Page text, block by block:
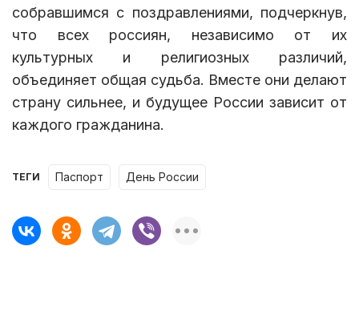
собравшимся с поздравлениями, подчеркнув,
что всех россиян, независимо от их
культурных и религиозных различий,
объединяет общая судьба. Вместе они делают
страну сильнее, и будущее России зависит от
каждого гражданина.
ТЕГИ паспорт День России